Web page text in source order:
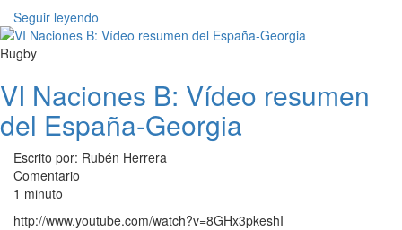
Seguir leyendo
Rugby
VI Naciones B: Vídeo resumen
del España-Georgia
Escrito por: Rubén Herrera
Comentario
1 minuto
http://www.youtube.com/watch?v=8GHx3pkeshI